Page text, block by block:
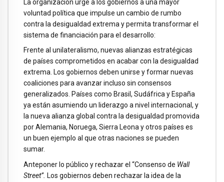
La organización urge a los gobiernos a una mayor
voluntad política que impulse un cambio de rumbo
contra la desigualdad extrema y permita transformar el
sistema de financiación para el desarrollo:
Frente al unilateralismo, nuevas alianzas estratégicas
de países comprometidos en acabar con la desigualdad
extrema. Los gobiernos deben unirse y formar nuevas
coaliciones para avanzar incluso sin consensos
generalizados. Países como Brasil, Sudáfrica y España
ya están asumiendo un liderazgo a nivel internacional, y
la nueva alianza global contra la desigualdad promovida
por Alemania, Noruega, Sierra Leona y otros países es
un buen ejemplo al que otras naciones se pueden
sumar.
Anteponer lo público y rechazar el “Consenso de Wall
Street”. Los gobiernos deben rechazar la idea de la